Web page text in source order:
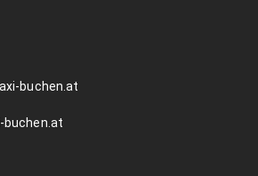
buchen.at